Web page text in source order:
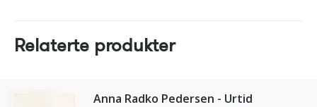
Relaterte produkter
Anna Radko Pedersen - Urtid